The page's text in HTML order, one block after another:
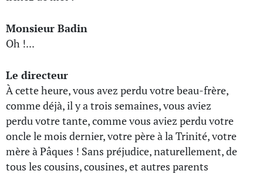
Monsieur Badin
Oh !...
Le directeur
À cette heure, vous avez perdu votre beau-frère,
comme déjà, il y a trois semaines, vous aviez
perdu votre tante, comme vous aviez perdu votre
oncle le mois dernier, votre père à la Trinité, votre
mère à Pâques ! Sans préjudice, naturellement, de
tous les cousins, cousines, et autres parents